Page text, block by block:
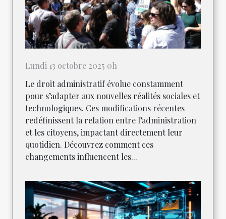
Lundi 13 octobre 2025 0h
Le droit administratif évolue constamment
pour s’adapter aux nouvelles réalités sociales et
technologiques. Ces modifications récentes
redéfinissent la relation entre l’administration
et les citoyens, impactant directement leur
quotidien. Découvrez comment ces
changements influencent les...